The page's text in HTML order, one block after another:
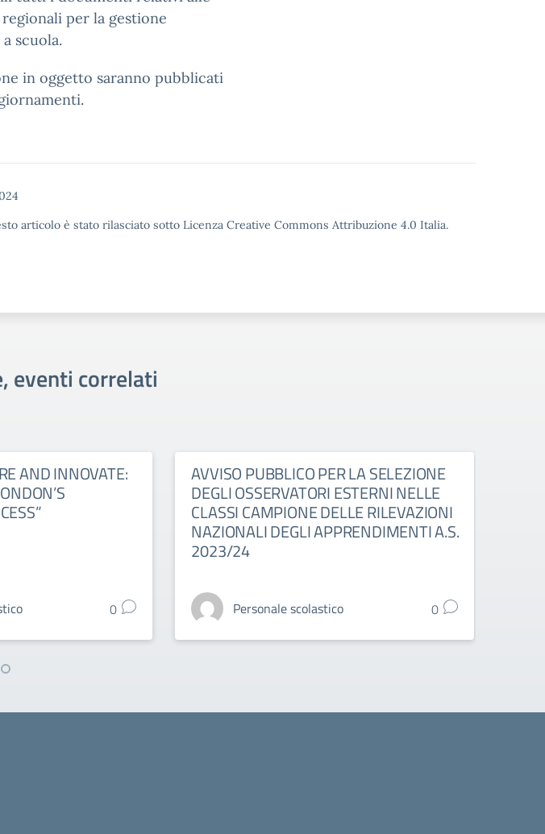
per la gestione
scuola.
in oggetto saranno pubblicati
articolo è stato rilasciato sotto Licenza Creative Commons Attribuzione 4.0 Italia.
eventi correlati
AND INNOVATE:
0
AVVISO PUBBLICO PER LA SELEZIONE
DEGLI OSSERVATORI ESTERNI NELLE
CLASSI CAMPIONE DELLE RILEVAZIONI
NAZIONALI DEGLI APPRENDIMENTI A.S.
2023/24
Personale scolastico 0